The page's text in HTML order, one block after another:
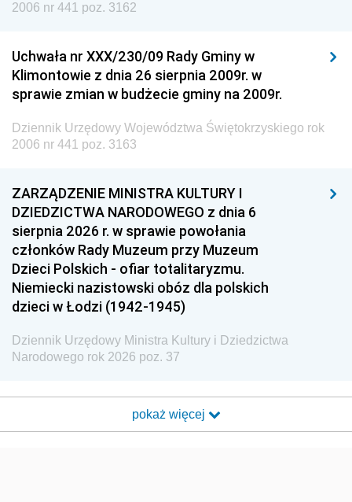
2006 nr 441 poz. 3162
Uchwała nr XXX/230/09 Rady Gminy w
Klimontowie z dnia 26 sierpnia 2009r. w
sprawie zmian w budżecie gminy na 2009r.
Dziennik Urzędowy Województwa Świętokrzyskiego rok
2006 nr 441 poz. 3163
ZARZĄDZENIE MINISTRA KULTURY I
DZIEDZICTWA NARODOWEGO z dnia 6
sierpnia 2026 r. w sprawie powołania
członków Rady Muzeum przy Muzeum
Dzieci Polskich - ofiar totalitaryzmu.
Niemiecki nazistowski obóz dla polskich
dzieci w Łodzi (1942-1945)
Dziennik Urzędowy Ministra Kultury i Dziedzictwa
Narodowego rok 2026 poz. 37
pokaż więcej